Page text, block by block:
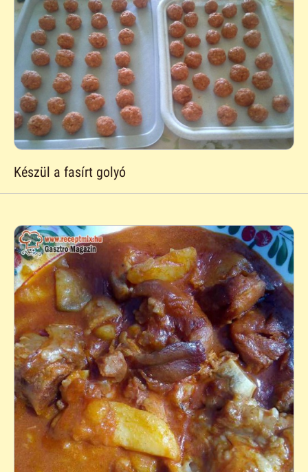
Készül a fasírt golyó